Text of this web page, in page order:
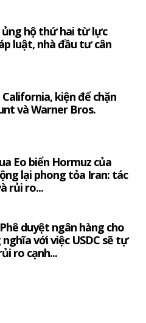
ủng hộ thứ hai từ lực
luật, nhà đầu tư cân
kiện để chặn
và Warner Bros.
Eo biển Hormuz của
lại phong tỏa Iran: tác
rủi ro...
duyệt ngân hàng cho
với việc USDC sẽ tự
ro cạnh...